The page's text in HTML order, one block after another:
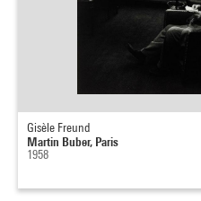
Gisèle Freund
Martin Buber, Paris
1958